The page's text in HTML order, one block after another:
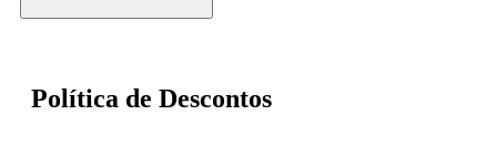
Política de Descontos